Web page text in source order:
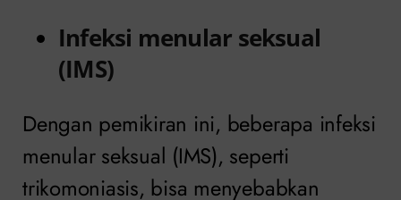
Infeksi menular seksual
(IMS)
Dengan pemikiran ini, beberapa infeksi
menular seksual (IMS), seperti
trikomoniasis, bisa menyebabkan